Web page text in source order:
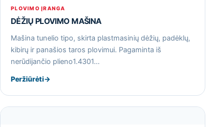
PLOVIMO ĮRANGA
DĖŽIŲ PLOVIMO MAŠINA
Mašina tunelio tipo, skirta plastmasinių dėžių, padėklų,
kibirų ir panašios taros plovimui. Pagaminta iš
nerūdijančio plieno1.4301…
Peržiūrėti→